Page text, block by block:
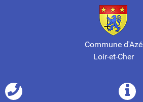
Commune d'Azé
Loir-et-Cher